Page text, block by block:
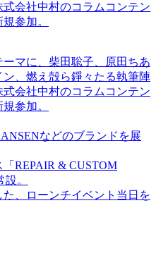
会社中村のコラムコンテン
参加。
ーマに、柴田聡子、原田ちあ
、燃え殻ら錚々たる執筆陣
会社中村のコラムコンテン
参加。
などのブランドを展
REPAIR & CUSTOM
。
、ローンチイベント当日を